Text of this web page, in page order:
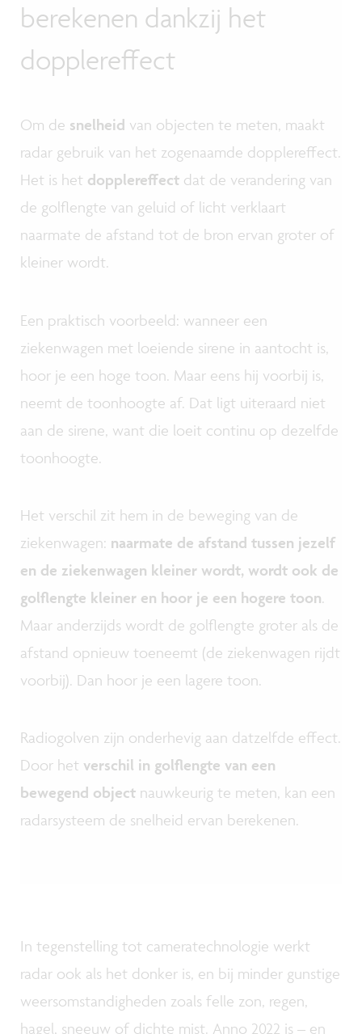
berekenen dankzij het
dopplereffect
Om de snelheid van objecten te meten, maakt
radar gebruik van het zogenaamde dopplereffect.
Het is het dopplereffect dat de verandering van
de golflengte van geluid of licht verklaart
naarmate de afstand tot de bron ervan groter of
kleiner wordt.
Een praktisch voorbeeld: wanneer een
ziekenwagen met loeiende sirene in aantocht is,
hoor je een hoge toon. Maar eens hij voorbij is,
neemt de toonhoogte af. Dat ligt uiteraard niet
aan de sirene, want die loeit continu op dezelfde
toonhoogte.
Het verschil zit hem in de beweging van de
ziekenwagen: naarmate de afstand tussen jezelf
en de ziekenwagen kleiner wordt, wordt ook de
golflengte kleiner en hoor je een hogere toon.
Maar anderzijds wordt de golflengte groter als de
afstand opnieuw toeneemt (de ziekenwagen rijdt
voorbij). Dan hoor je een lagere toon.
Radiogolven zijn onderhevig aan datzelfde effect.
Door het verschil in golflengte van een
bewegend object nauwkeurig te meten, kan een
radarsysteem de snelheid ervan berekenen.
In tegenstelling tot cameratechnologie werkt
radar ook als het donker is, en bij minder gunstige
weersomstandigheden zoals felle zon, regen,
hagel, sneeuw of dichte mist. Anno 2022 is – en